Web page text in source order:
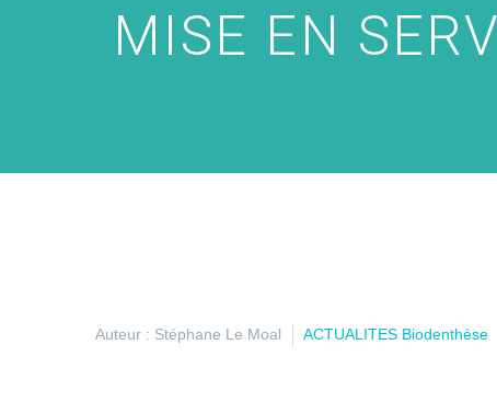
MISE EN
Auteur : Stéphane Le Moal ACTUALITES Biodenthèse